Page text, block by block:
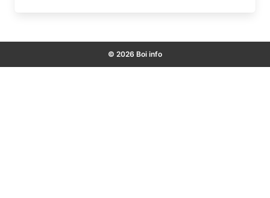
© 2026 Boi info